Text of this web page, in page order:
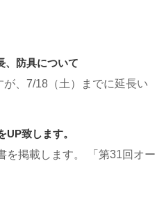
、防具について
、7/18（土）までに延長い
致します。
を掲載します。 「第31回オー